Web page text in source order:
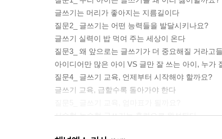
글쓰기는 머리가 좋아지는 지름길이다
질문2_ 글쓰기는 어떤 능력들을 발달시키나요?
글쓰기 실력이 밥 먹여 주는 세상이 온다
질문3_ 왜 앞으로는 글쓰기가 더 중요해질 거라고
아이디어만 많은 아이 VS 글만 잘 쓰는 아이, 누가
질문4_ 글쓰기 교육, 언제부터 시작해야 할까요?
글쓰기 교육, 급할수록 돌아가야 한다
서술형·논술형 글쓰기는 훈련으로 완성된다